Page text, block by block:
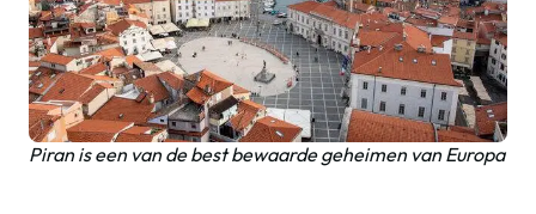
Piran is een van de best bewaarde geheimen van Europa